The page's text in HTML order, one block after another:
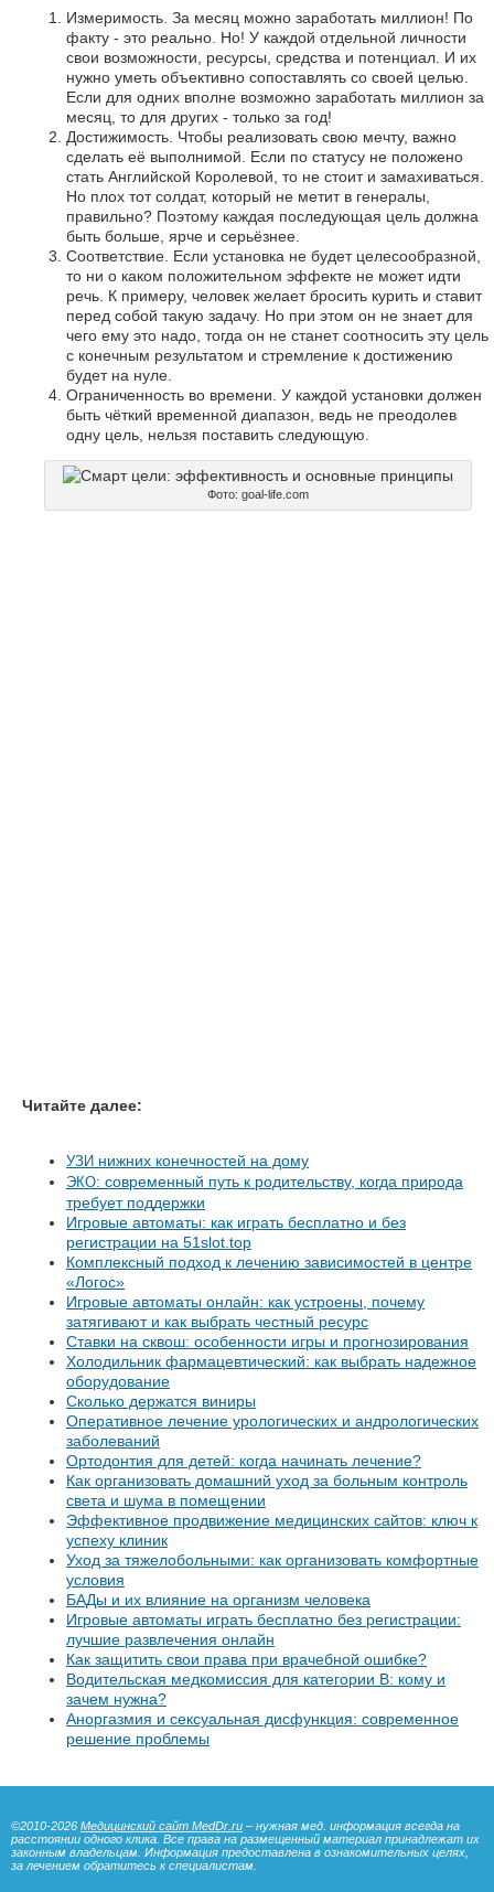
Измеримость. За месяц можно заработать миллион! По
факту - это реально. Но! У каждой отдельной личности
свои возможности, ресурсы, средства и потенциал. И их
нужно уметь объективно сопоставлять со своей целью.
Если для одних вполне возможно заработать миллион за
месяц, то для других - только за год!
Достижимость. Чтобы реализовать свою мечту, важно
сделать её выполнимой. Если по статусу не положено
стать Английской Королевой, то не стоит и замахиваться.
Но плох тот солдат, который не метит в генералы,
правильно? Поэтому каждая последующая цель должна
быть больше, ярче и серьёзнее.
Соответствие. Если установка не будет целесообразной,
то ни о каком положительном эффекте не может идти
речь. К примеру, человек желает бросить курить и ставит
перед собой такую задачу. Но при этом он не знает для
чего ему это надо, тогда он не станет соотносить эту цель
с конечным результатом и стремление к достижению
будет на нуле.
Ограниченность во времени. У каждой установки должен
быть чёткий временной диапазон, ведь не преодолев
одну цель, нельзя поставить следующую.
Фото: goal-life.com
Читайте далее:
УЗИ нижних конечностей на дому
ЭКО: современный путь к родительству, когда природа
требует поддержки
Игровые автоматы: как играть бесплатно и без
регистрации на 51slot.top
Комплексный подход к лечению зависимостей в центре
«Логос»
Игровые автоматы онлайн: как устроены, почему
затягивают и как выбрать честный ресурс
Ставки на сквош: особенности игры и прогнозирования
Холодильник фармацевтический: как выбрать надежное
оборудование
Сколько держатся виниры
Оперативное лечение урологических и андрологических
заболеваний
Ортодонтия для детей: когда начинать лечение?
Как организовать домашний уход за больным контроль
света и шума в помещении
Эффективное продвижение медицинских сайтов: ключ к
успеху клиник
Уход за тяжелобольными: как организовать комфортные
условия
БАДы и их влияние на организм человека
Игровые автоматы играть бесплатно без регистрации:
лучшие развлечения онлайн
Как защитить свои права при врачебной ошибке?
Водительская медкомиссия для категории B: кому и
зачем нужна?
Аноргазмия и сексуальная дисфункция: современное
решение проблемы
©2010-2026 Медицинский сайт MedDr.ru – нужная мед. информация всегда на
расстоянии одного клика. Все права на размещенный материал принадлежат их
законным владельцам. Информация предоставлена в ознакомительных целях,
за лечением обратитесь к специалистам.